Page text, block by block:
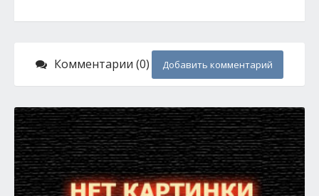
Комментарии (0) Добавить комментарий